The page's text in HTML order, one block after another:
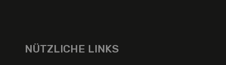
NÜTZLICHE LINKS